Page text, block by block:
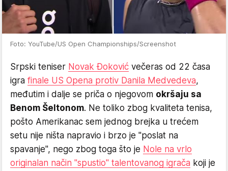
Foto: YouTube/US Open Championships/Screenshot
Srpski teniser Novak Đoković večeras od 22 časa
igra finale US Opena protiv Danila Medvedeva,
međutim i dalje se priča o njegovom okršaju sa
Benom Šeltonom. Ne toliko zbog kvaliteta tenisa,
pošto Amerikanac sem jednog brejka u trećem
setu nije ništa napravio i brzo je "poslat na
spavanje", nego zbog toga što je Nole na vrlo
originalan način "spustio" talentovanog igrača koji je